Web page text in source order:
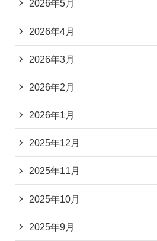
2026年5月
2026年4月
2026年3月
2026年2月
2026年1月
2025年12月
2025年11月
2025年10月
2025年9月